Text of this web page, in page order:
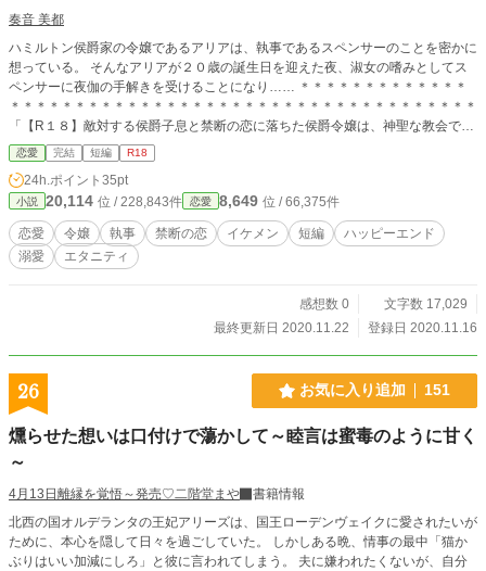
奏音 美都
ハミルトン侯爵家の令嬢であるアリアは、執事であるスペンサーのことを密かに
想っている。 そんなアリアが２０歳の誕生日を迎えた夜、淑女の嗜みとしてス
ペンサーに夜伽の手解きを受けることになり…… ＊＊＊＊＊＊＊＊＊＊＊＊＊
＊＊＊＊＊＊＊＊＊＊＊＊＊＊＊＊＊＊＊＊＊＊＊＊＊＊＊＊＊＊＊＊＊＊＊＊
「【R１８】敵対する侯爵子息と禁断の恋に落ちた侯爵令嬢は、神聖な教会で背
徳の愛撫にあえかな吐息を漏らす」 https://www.alphapolis.co.jp/novel/7022766
63/289431817 「【R１８】健気なプリンセスは嫉妬した秘密の恋人である教育
係にお仕置きされて、愛を知る」 https://www.alphapolis.co.jp/novel/70227666
3/557431007 「【R１８】英国公爵の妹を演じる令嬢は、偽りの兄である恋人
に甘やかされ、溺愛される」 https://www.alphapolis.co.jp/novel/702276663/373
432460
恋愛 完結 短編 R18
24h.ポイント 35pt
小説 20,114 位 / 228,843件 恋愛 8,649 位 / 66,375件
恋愛 令嬢 執事 禁断の恋 イケメン 短編
ハッピーエンド
溺愛
エタニティ
感想数 0
文字数 17,029
最終更新日 2020.11.22
登録日 2020.11.16
26 お気に入り追加 151
燻らせた想いは口付けで蕩かして～睦言は蜜毒のように甘く
～
4月13日離縁を覚悟～発売♡二階堂まや
書籍情報
北西の国オルデランタの王妃アリーズは、国王ローデンヴェイクに愛されたいが
ために、本心を隠して日々を過ごしていた。 しかしある晩、情事の最中「猫か
ぶりはいい加減にしろ」と彼に言われてしまう。 夫に嫌われたくないが、自分